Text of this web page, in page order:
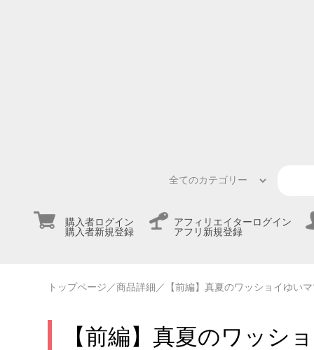
購入者ログイン
購入者新規登録
アフィリエイターログイン
アフリ新規登録
トップページ ／商品詳細 ／【前編】真夏のワッショイゆい
【前編】真夏のワッシ